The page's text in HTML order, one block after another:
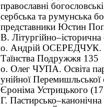
православні
сербська та румунська
представники Юстин
В. Літургійно–історична
о. Андрій ОСЕРЕДЧУК.
Таїнства Подружжя 135
о. Олег ЧУПА. Освіта
унійної Перемишльської
Єроніма Устрицького
Г. Пастирсько–канонічна